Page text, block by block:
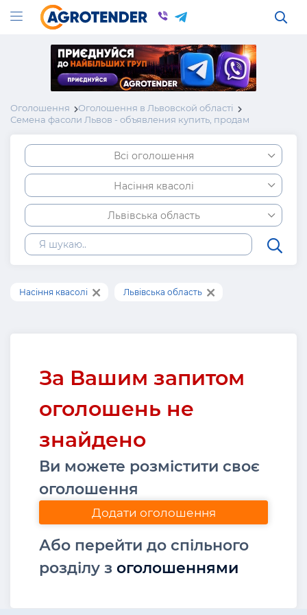
Оголошення
Оголошення в Львовской області
Семена фасоли Львов - объявления купить, продам
Всі оголошення
Насіння квасолі
Львівська область
Насіння квасолі Львівська область
За Вашим запитом
оголошень не
знайдено
Ви можете розмістити своє
оголошення
Додати оголошення
Або перейти до спільного
розділу з оголошеннями